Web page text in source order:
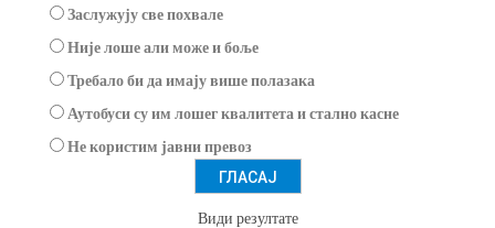
Заслужују све похвале
Није лоше али може и боље
Требало би да имају више полазака
Аутобуси су им лошег квалитета и стално касне
Не користим јавни превоз
Види резултате